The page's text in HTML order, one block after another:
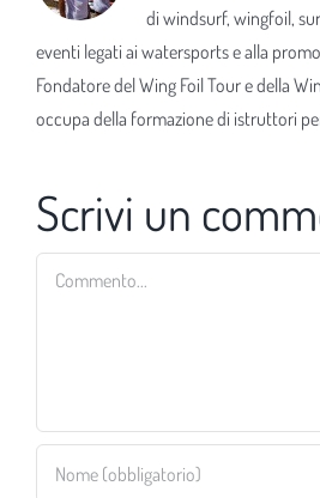
di windsurf, wingfoil,
eventi legati ai watersports e alla
Fondatore del Wing Foil Tour e della
occupa della formazione di istruttori
Scrivi un
Commento